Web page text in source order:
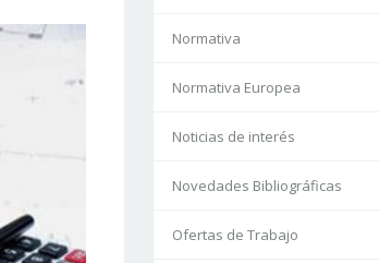
Normativa
Normativa Europea
Noticias de interés
Novedades Bibliográficas
Ofertas de Trabajo